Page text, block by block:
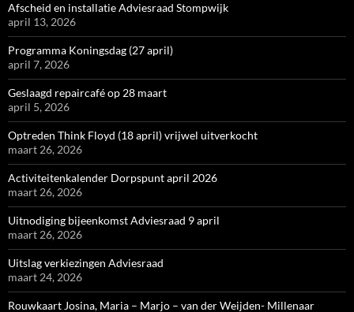
Afscheid en installatie Adviesraad Stompwijk
april 13, 2026
Programma Koningsdag (27 april)
april 7, 2026
Geslaagd repaircafé op 28 maart
april 5, 2026
Optreden Think Floyd (18 april) vrijwel uitverkocht
maart 26, 2026
Activiteitenkalender Dorpspunt april 2026
maart 26, 2026
Uitnodiging bijeenkomst Adviesraad 9 april
maart 26, 2026
Uitslag verkiezingen Adviesraad
maart 24, 2026
Rouwkaart Josina, Maria – Marjo – van der Weijden- Millenaar